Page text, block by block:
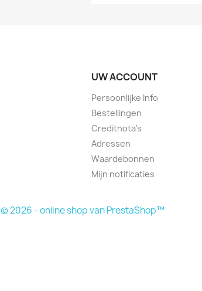
UW ACCOUNT
Persoonlijke Info
Bestellingen
Creditnota's
Adressen
Waardebonnen
Mijn notificaties
© 2026 - online shop van PrestaShop™